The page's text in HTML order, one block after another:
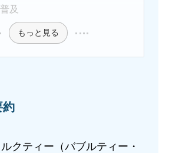
及
もっと見る
約
クティー（バブルティー・